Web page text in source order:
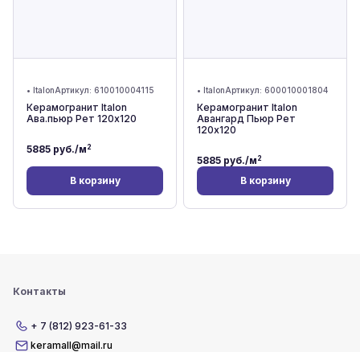
• ItalonАртикул: 610010004115
Керамогранит Italon
Ава.пьюр Рет 120x120
5885 руб./м2
В корзину
• ItalonАртикул: 600010001804
Керамогранит Italon
Авангард Пьюр Рет
120x120
5885 руб./м2
В корзину
Контакты
+ 7 (812) 923-61-33
keramall@mail.ru